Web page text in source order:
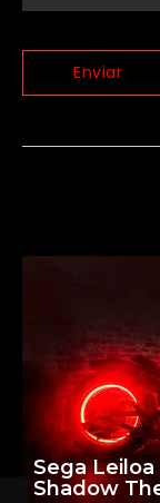
Sega
Shadow